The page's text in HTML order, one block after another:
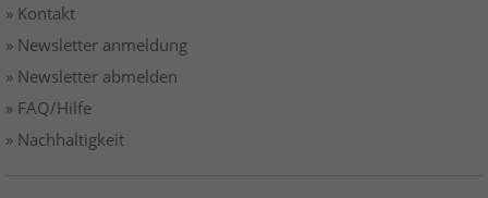
» Kontakt
» Newsletter anmeldung
» Newsletter abmelden
» FAQ/Hilfe
» Nachhaltigkeit